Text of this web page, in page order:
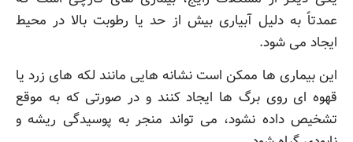
عمدتاً به دلیل آبیاری بیش از حد یا رطوبت بالا در محیط
ایجاد می شود.
این بیماری ها ممکن است نشانه هایی مانند لکه های زرد یا
قهوه ای روی برگ ها ایجاد کنند و در صورتی که به موقع
تشخیص داده نشود، می تواند منجر به پوسیدگی ریشه و